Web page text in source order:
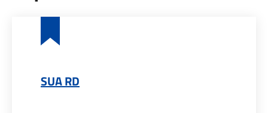
SUA RD